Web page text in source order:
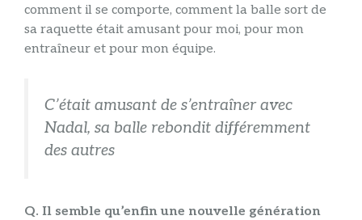
comment il se comporte, comment la balle sort de
sa raquette était amusant pour moi, pour mon
entraîneur et pour mon équipe.
C’était amusant de s’entraîner avec
Nadal, sa balle rebondit différemment
des autres
Q. Il semble qu’enfin une nouvelle génération